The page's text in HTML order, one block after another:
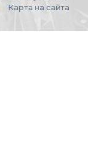
Карта на сайта